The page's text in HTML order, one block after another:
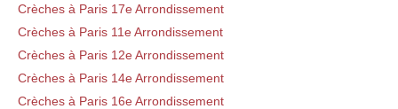
Crèches à Paris 17e Arrondissement
Crèches à Paris 11e Arrondissement
Crèches à Paris 12e Arrondissement
Crèches à Paris 14e Arrondissement
Crèches à Paris 16e Arrondissement